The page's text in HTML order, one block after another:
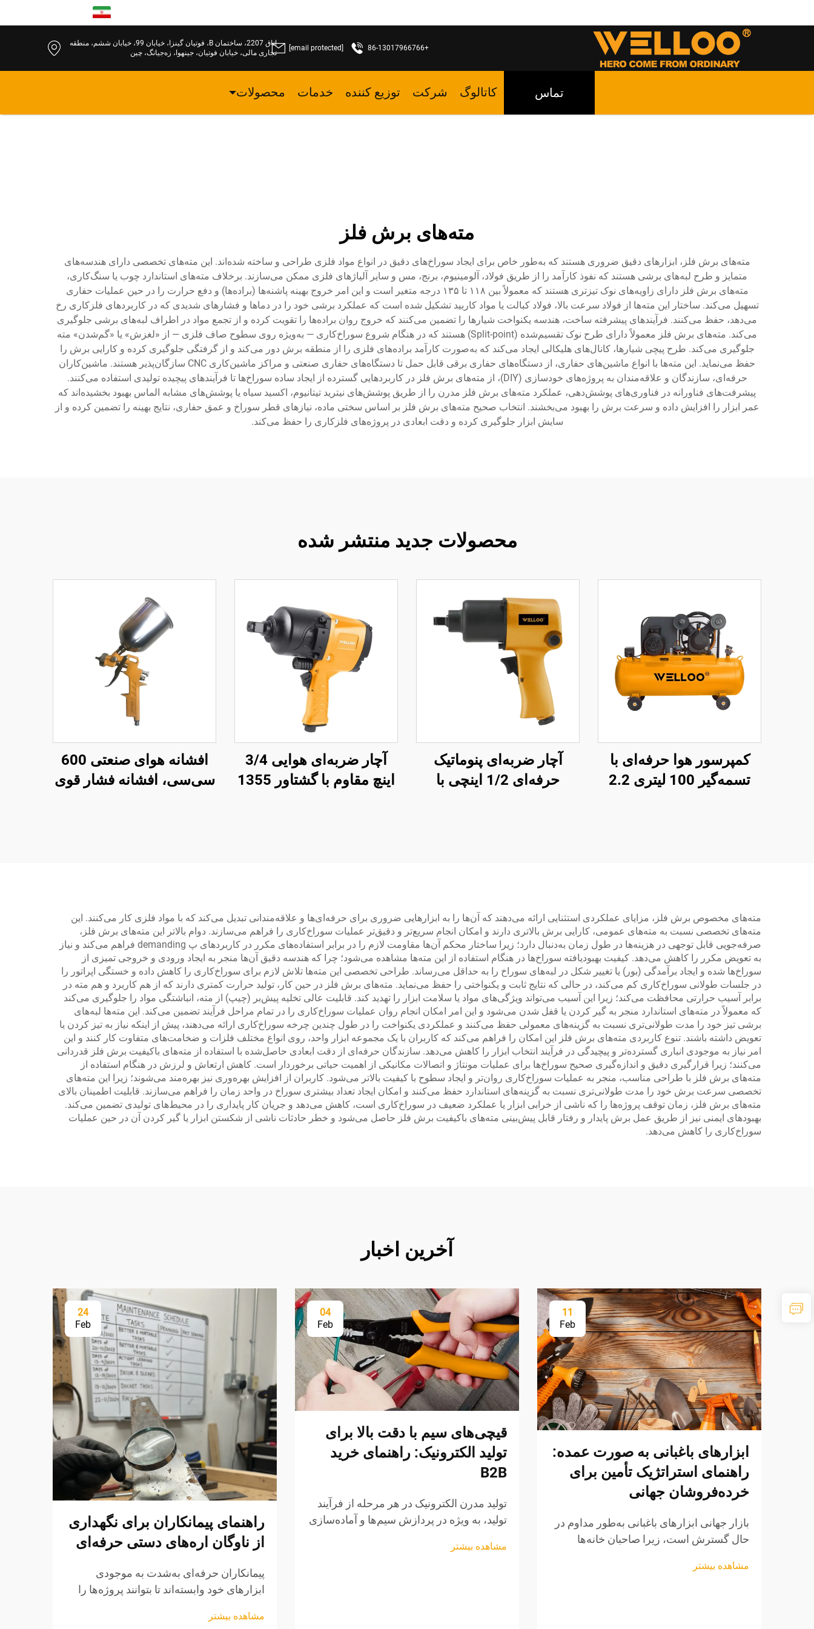
+86-13017966766
اتاق 2207، ساختمان B، فوتیان گینزا، خیابان 99، خیابان ششم، منطقه
تجاری مالی، خیابان فوتیان، جینهوا، زه‌جیانگ، چین
محصولات خدمات توزیع کننده شرکت کاتالوگ تماس
مته‌های برش فلز
مته‌های برش فلز، ابزارهای دقیق ضروری هستند که به‌طور خاص برای ایجاد سوراخ‌های دقیق در انواع مواد فلزی طراحی و ساخته شده‌اند. این مته‌های تخصصی دارای هندسه‌های
متمایز و طرح لبه‌های برشی هستند که نفوذ کارآمد را از طریق فولاد، آلومینیوم، برنج، مس و سایر آلیاژهای فلزی ممکن می‌سازند. برخلاف مته‌های استاندارد چوب یا سنگ‌کاری،
مته‌های برش فلز دارای زاویه‌های نوک تیزتری هستند که معمولاً بین ۱۱۸ تا ۱۳۵ درجه متغیر است و این امر خروج بهینه پاشنه‌ها (براده‌ها) و دفع حرارت را در حین عملیات حفاری
تسهیل می‌کند. ساختار این مته‌ها از فولاد سرعت بالا، فولاد کبالت یا مواد کاربید تشکیل شده است که عملکرد برشی خود را در دماها و فشارهای شدیدی که در کاربردهای فلزکاری رخ
می‌دهد، حفظ می‌کنند. فرآیندهای پیشرفته ساخت، هندسه یکنواخت شیارها را تضمین می‌کنند که خروج روان براده‌ها را تقویت کرده و از تجمع مواد در اطراف لبه‌های برشی جلوگیری
می‌کند. مته‌های برش فلز معمولاً دارای طرح نوک تقسیم‌شده (Split-point) هستند که در هنگام شروع سوراخ‌کاری — به‌ویژه روی سطوح صاف فلزی — از «لغزش» یا «گم‌شدن» مته
جلوگیری می‌کند. طرح پیچی شیارها، کانال‌های هلیکالی ایجاد می‌کند که به‌صورت کارآمد براده‌های فلزی را از منطقه برش دور می‌کند و از گرفتگی جلوگیری کرده و کارایی برش را
حفظ می‌نماید. این مته‌ها با انواع ماشین‌های حفاری، از دستگاه‌های حفاری برقی قابل حمل تا دستگاه‌های حفاری صنعتی و مراکز ماشین‌کاری CNC سازگان‌پذیر هستند. ماشین‌کاران
حرفه‌ای، سازندگان و علاقه‌مندان به پروژه‌های خودسازی (DIY)، از مته‌های برش فلز در کاربردهایی گسترده از ایجاد ساده سوراخ‌ها تا فرآیندهای پیچیده تولیدی استفاده می‌کنند.
پیشرفت‌های فناورانه در فناوری‌های پوشش‌دهی، عملکرد مته‌های برش فلز مدرن را از طریق پوشش‌های نیترید تیتانیوم، اکسید سیاه یا پوشش‌های مشابه الماس بهبود بخشیده‌اند که
عمر ابزار را افزایش داده و سرعت برش را بهبود می‌بخشند. انتخاب صحیح مته‌های برش فلز بر اساس سختی ماده، نیازهای قطر سوراخ و عمق حفاری، نتایج بهینه را تضمین کرده و از
سایش ابزار جلوگیری کرده و دقت ابعادی در پروژه‌های فلزکاری را حفظ می‌کند.
محصولات جدید منتشر شده
کمپرسور هوا حرفه‌ای با
تسمه‌گیر 100 لیتری 2.2
آچار ضربه‌ای پنوماتیک
حرفه‌ای 1/2 اینچی با
آچار ضربه‌ای هوایی 3/4
اینچ مقاوم با گشتاور 1355
افشانه هوای صنعتی 600
سی‌سی، افشانه فشار قوی
مته‌های مخصوص برش فلز، مزایای عملکردی استثنایی ارائه می‌دهند که آن‌ها را به ابزارهایی ضروری برای حرفه‌ای‌ها و علاقه‌مندانی تبدیل می‌کند که با مواد فلزی کار می‌کنند. این
مته‌های تخصصی نسبت به مته‌های عمومی، کارایی برش بالاتری دارند و امکان انجام سریع‌تر و دقیق‌تر عملیات سوراخ‌کاری را فراهم می‌سازند. دوام بالاتر این مته‌های برش فلز،
صرفه‌جویی قابل توجهی در هزینه‌ها در طول زمان به‌دنبال دارد؛ زیرا ساختار محکم آن‌ها مقاومت لازم را در برابر استفاده‌های مکرر در کاربردهای پ demanding فراهم می‌کند و نیاز
به تعویض مکرر را کاهش می‌دهد. کیفیت بهبودیافته سوراخ‌ها در هنگام استفاده از این مته‌ها مشاهده می‌شود؛ چرا که هندسه دقیق آن‌ها منجر به ایجاد ورودی و خروجی تمیزی از
سوراخ‌ها شده و ایجاد برآمدگی (بور) یا تغییر شکل در لبه‌های سوراخ را به حداقل می‌رساند. طراحی تخصصی این مته‌ها تلاش لازم برای سوراخ‌کاری را کاهش داده و خستگی اپراتور را
در جلسات طولانی سوراخ‌کاری کم می‌کند، در حالی که نتایج ثابت و یکنواختی را حفظ می‌نماید. مته‌های برش فلز در حین کار، تولید حرارت کمتری دارند که از هم کاربرد و هم مته در
برابر آسیب حرارتی محافظت می‌کند؛ زیرا این آسیب می‌تواند ویژگی‌های مواد یا سلامت ابزار را تهدید کند. قابلیت عالی تخلیه پیش‌بر (چیپ) از مته، انباشتگی مواد را جلوگیری می‌کند
که معمولاً در مته‌های استاندارد منجر به گیر کردن یا قفل شدن می‌شود و این امر امکان انجام روان عملیات سوراخ‌کاری را در تمام مراحل فرآیند تضمین می‌کند. این مته‌ها لبه‌های
برشی تیز خود را مدت طولانی‌تری نسبت به گزینه‌های معمولی حفظ می‌کنند و عملکردی یکنواخت را در طول چندین چرخه سوراخ‌کاری ارائه می‌دهند، پیش از اینکه نیاز به تیز کردن یا
تعویض داشته باشند. تنوع کاربردی مته‌های برش فلز این امکان را فراهم می‌کند که کاربران با یک مجموعه ابزار واحد، روی انواع مختلف فلزات و ضخامت‌های متفاوت کار کنند و این
امر نیاز به موجودی انباری گسترده‌تر و پیچیدگی در فرآیند انتخاب ابزار را کاهش می‌دهد. سازندگان حرفه‌ای از دقت ابعادی حاصل‌شده با استفاده از مته‌های باکیفیت برش فلز قدردانی
می‌کنند؛ زیرا قرارگیری دقیق و اندازه‌گیری صحیح سوراخ‌ها برای عملیات مونتاژ و اتصالات مکانیکی از اهمیت حیاتی برخوردار است. کاهش ارتعاش و لرزش در هنگام استفاده از
مته‌های برش فلز با طراحی مناسب، منجر به عملیات سوراخ‌کاری روان‌تر و ایجاد سطوح با کیفیت بالاتر می‌شود. کاربران از افزایش بهره‌وری نیز بهره‌مند می‌شوند؛ زیرا این مته‌های
تخصصی سرعت برش خود را مدت طولانی‌تری نسبت به گزینه‌های استاندارد حفظ می‌کنند و امکان ایجاد تعداد بیشتری سوراخ در واحد زمان را فراهم می‌سازند. قابلیت اطمینان بالای
مته‌های برش فلز، زمان توقف پروژه‌ها را که ناشی از خرابی ابزار یا عملکرد ضعیف در سوراخ‌کاری است، کاهش می‌دهد و جریان کار پایداری را در محیط‌های تولیدی تضمین می‌کند.
بهبودهای ایمنی نیز از طریق عمل برش پایدار و رفتار قابل پیش‌بینی مته‌های باکیفیت برش فلز حاصل می‌شود و خطر حادثات ناشی از شکستن ابزار یا گیر کردن آن در حین عملیات
سوراخ‌کاری را کاهش می‌دهد.
آخرین اخبار
11
Feb
ابزارهای باغبانی به صورت عمده:
راهنمای استراتژیک تأمین برای
خرده‌فروشان جهانی
بازار جهانی ابزارهای باغبانی به‌طور مداوم در
حال گسترش است، زیرا صاحبان خانه‌ها
شیوه‌های باغبانی پایدار را اولویت قرار
مشاهده بیشتر
04
Feb
قیچی‌های سیم با دقت بالا برای
تولید الکترونیک: راهنمای خرید
B2B
تولید مدرن الکترونیک در هر مرحله از فرآیند
تولید، به ویژه در پردازش سیم‌ها و آماده‌سازی
حرفه‌ای برش سیم امروزه به دارایی‌های
مشاهده بیشتر
24
Feb
راهنمای پیمانکاران برای نگهداری
از ناوگان اره‌های دستی حرفه‌ای
پیمانکاران حرفه‌ای به‌شدت به موجودی
ابزارهای خود وابسته‌اند تا بتوانند پروژه‌ها را
ارائه کارهای باکیفیت حفظ کنند. در میان
مشاهده بیشتر